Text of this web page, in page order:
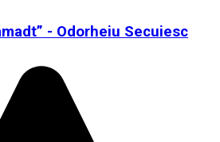
- Odorheiu Secuiesc